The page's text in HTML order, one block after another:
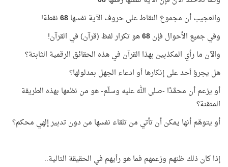
والعجيب أن مجموع النقاط على حروف الآية نفسها68نقطة!
وفي جميع الأحوال فإن68هو تكرار لفظ (قرآن) في القرآن!
والآن ما رأي المكذبين بهذا القرآن في هذه الحقائق الرقمية الثابتة؟
هل يجرؤ أحد على إنكارها أو ادعاء الجهل بمدلولها؟
أو يزعم أن محمَّدًا -صلى الله عليه وسلّم- هو من نظمها بهذه الطريقة
المتقنة؟
أو يتوهّم أنها يمكن أن تأتي من تلقاء نفسها من دون تدبير إلهي محكم؟
إذا كان ذلك ظنهم وزعمهم فما هو رأيهم في الحقيقة التالية..